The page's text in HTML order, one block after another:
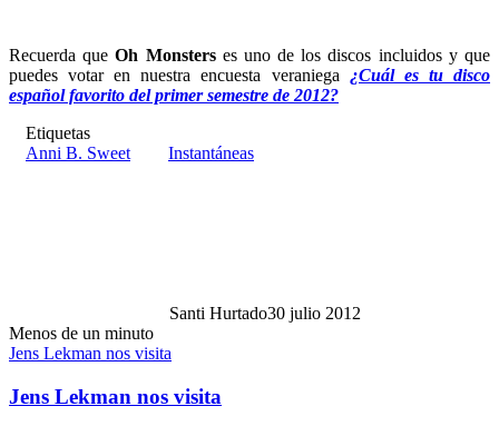
Recuerda queOh Monsterses uno de los discos incluidos y que
puedes votar en nuestra encuesta veraniega ¿Cuál es tu disco
español favorito del primer semestre de 2012?
Etiquetas
Anni B. Sweet
Instantáneas
Santi Hurtado30 julio 2012
Menos de un minuto
Jens Lekman nos visita
Jens Lekman nos visita